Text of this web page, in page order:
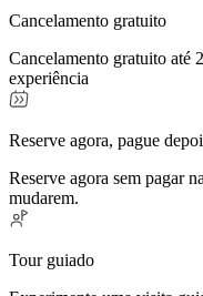
Cancelamento gratuito
Cancelamento gratuito até
experiência
Reserve agora, pague
Reserve agora sem pagar
mudarem.
Tour guiado